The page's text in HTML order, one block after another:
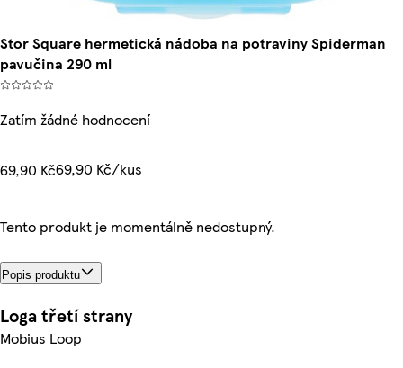
Stor Square hermetická nádoba na potraviny Spiderman
pavučina 290 ml
Zatím žádné hodnocení
69,90 Kč69,90 Kč/kus
Tento produkt je momentálně nedostupný.
Popis produktu
Loga třetí strany
Mobius Loop